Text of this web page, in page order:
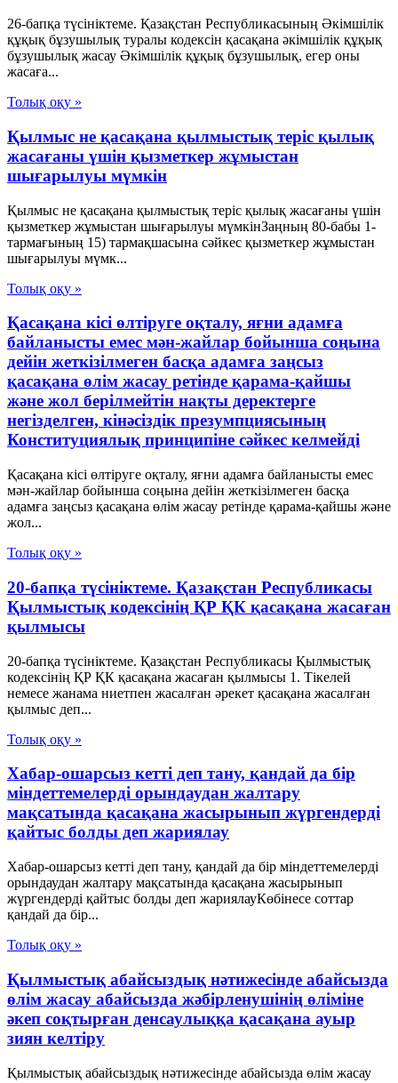
26-бапқа түсініктеме. Қазақстан Республикасының Әкімшілік
құқық бұзушылық туралы кодексін қасақана әкімшілік құқық
бұзушылық жасау Әкімшілік құқық бұзушылық, егер оны
жасаға...
Толық оқу »
Қылмыс не қасақана қылмыстық теріс қылық
жасағаны үшін қызметкер жұмыстан
шығарылуы мүмкін
Қылмыс не қасақана қылмыстық теріс қылық жасағаны үшін
қызметкер жұмыстан шығарылуы мүмкінЗаңның 80-бабы 1-
тармағының 15) тармақшасына сәйкес қызметкер жұмыстан
шығарылуы мүмк...
Толық оқу »
Қасақана кісі өлтіруге оқталу, яғни адамға
байланысты емес мән-жайлар бойынша соңына
дейін жеткізілмеген басқа адамға заңсыз
қасақана өлім жасау ретінде қарама-қайшы
және жол берілмейтін нақты деректерге
негізделген, кінәсіздік презумпциясының
Конституциялық принципіне сәйкес келмейді
Қасақана кісі өлтіруге оқталу, яғни адамға байланысты емес
мән-жайлар бойынша соңына дейін жеткізілмеген басқа
адамға заңсыз қасақана өлім жасау ретінде қарама-қайшы және
жол...
Толық оқу »
20-бапқа түсініктеме. Қазақстан Республикасы
Қылмыстық кодексінің ҚР ҚК қасақана жасаған
қылмысы
20-бапқа түсініктеме. Қазақстан Республикасы Қылмыстық
кодексінің ҚР ҚК қасақана жасаған қылмысы 1. Тікелей
немесе жанама ниетпен жасалған әрекет қасақана жасалған
қылмыс деп...
Толық оқу »
Хабар-ошарсыз кетті деп тану, қандай да бір
міндеттемелерді орындаудан жалтару
мақсатында қасақана жасырынып жүргендерді
қайтыс болды деп жариялау
Хабар-ошарсыз кетті деп тану, қандай да бір міндеттемелерді
орындаудан жалтару мақсатында қасақана жасырынып
жүргендерді қайтыс болды деп жариялауКөбінесе соттар
қандай да бір...
Толық оқу »
Қылмыстық абайсыздық нәтижесінде абайсызда
өлім жасау абайсызда жәбірленушінің өліміне
әкеп соқтырған денсаулыққа қасақана ауыр
зиян келтіру
Қылмыстық абайсыздық нәтижесінде абайсызда өлім жасау